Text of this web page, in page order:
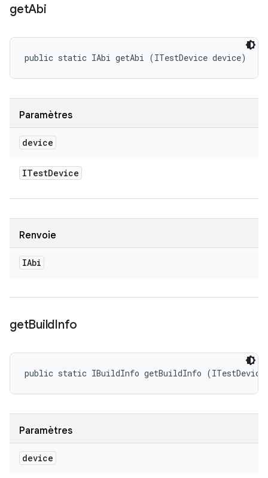
getAbi
public static IAbi getAbi (ITestDevice device)
Paramètres
device
ITestDevice
Renvoie
IAbi
getBuildInfo
public static IBuildInfo getBuildInfo (ITestDevice
Paramètres
device